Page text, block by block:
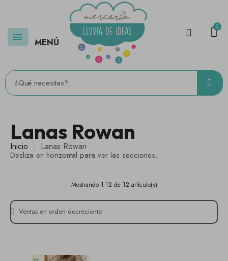
MENÚ
Lanas Rowan
Inicio Lanas Rowan
Desliza en horizontal para ver las secciones.
Mostrando 1-12 de 12 artículo(s)